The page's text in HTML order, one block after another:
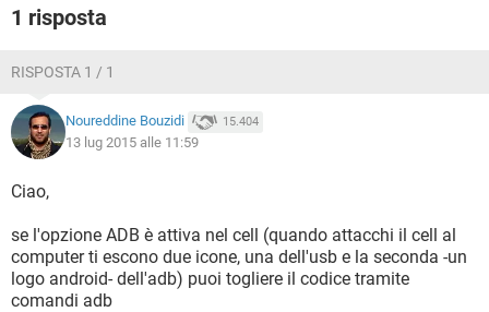
1 risposta
RISPOSTA 1 / 1
Noureddine Bouzidi 15.404
13 lug 2015 alle 11:59
Ciao,
se l'opzione ADB è attiva nel cell (quando attacchi il cell al
computer ti escono due icone, una dell'usb e la seconda -un
logo android- dell'adb) puoi togliere il codice tramite
comandi adb